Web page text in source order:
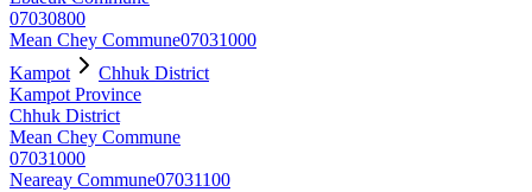
07030800
Mean Chey Commune07031000
Kampot
Chhuk District
Kampot Province
Chhuk District
Mean Chey Commune
07031000
Neareay Commune07031100